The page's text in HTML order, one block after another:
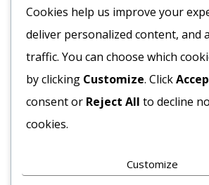
Császár Szalonna Préselt
vf. Pápai
3595Ft
Bruttó egység ár:ft/kg.
Kaiser
Mecom
1904
Bruttó
Cookies help us improve your
deliver personalized content, and
traffic. You can choose which
by clicking Customize. Click
consent or Reject All to decline
cookies.
Customize